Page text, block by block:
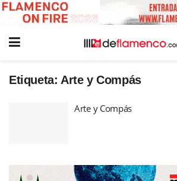
Etiqueta: Arte y Compás
Arte y Compás